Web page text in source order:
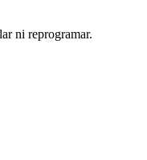
ni reprogramar.